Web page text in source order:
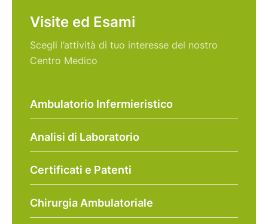
Visite ed Esami
Scegli l’attività di tuo interesse del nostro
Centro Medico
Ambulatorio Infermieristico
Analisi di Laboratorio
Certificati e Patenti
Chirurgia Ambulatoriale